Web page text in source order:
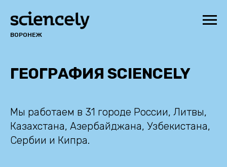
ВОРОНЕЖ
ГЕОГРАФИЯ SCIENCELY
Мы работаем в 31 городе России, Литвы,
Казахстана, Азербайджана, Узбекистана,
Сербии и Кипра.